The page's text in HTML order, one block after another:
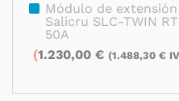
Módulo de
Salicru SLC-TWIN
50A
(1.230,00 € (1.488,30 €